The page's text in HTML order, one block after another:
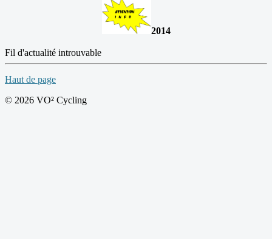
2014
Fil d'actualité introuvable
Haut de page
© 2026 VO² Cycling